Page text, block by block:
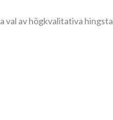
val av högkvalitativa